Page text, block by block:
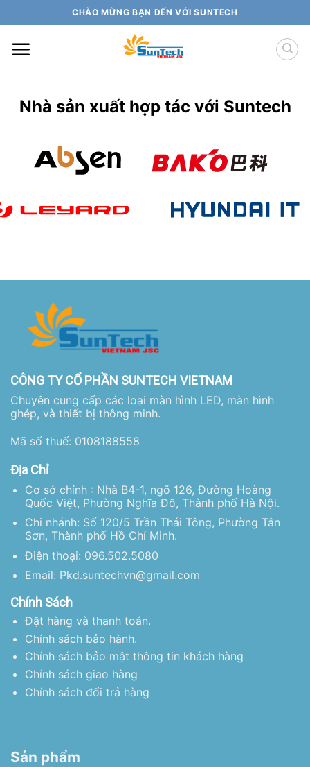
to
content
CHÀO MỪNG BẠN ĐẾN VỚI SUNTECH
Nhà sản xuất hợp tác với Suntech
CÔNG TY CỔ PHẦN SUNTECH VIETNAM
Chuyên cung cấp các loại màn hình LED, màn hình
ghép, và thiết bị thông minh.
Mã số thuế: 0108188558
Địa Chỉ
Cơ sở chính : Nhà B4-1, ngõ 126, Đường Hoàng
Quốc Việt, Phường Nghĩa Đô, Thành phố Hà Nội.
Chi nhánh: Số 120/5 Trần Thái Tông, Phường Tân
Sơn, Thành phố Hồ Chí Minh.
Điện thoại: 096.502.5080
Email: Pkd.suntechvn@gmail.com
Chính Sách
Đặt hàng và thanh toán.
Chính sách bảo hành.
Chính sách bảo mật thông tin khách hàng
Chính sách giao hàng
Chính sách đổi trả hàng
Sản phẩm